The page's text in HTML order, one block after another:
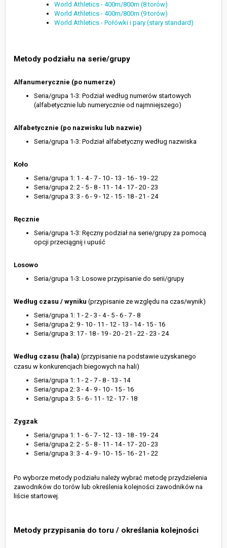
World Athletics - 400m/800m (8 torów)
World Athletics - 400m/800m (9 torów)
World Athletics - Połówki i pary (stary standard)
Metody podziału na serie/grupy
Alfanumerycznie (po numerze)
Seria/grupa 1-3: Podział według numerów startowych
(alfabetycznie lub numerycznie od najmniejszego)
Alfabetycznie (po nazwisku lub nazwie)
Seria/grupa 1-3: Podział alfabetyczny według nazwiska
Koło
Seria/grupa 1: 1 - 4 - 7 - 10 - 13 - 16 - 19 - 22
Seria/grupa 2: 2 - 5 - 8 - 11 - 14 - 17 - 20 - 23
Seria/grupa 3: 3 - 6 - 9 - 12 - 15 - 18 - 21 - 24
Ręcznie
Seria/grupa 1-3: Ręczny podział na serie/grupy za pomocą
opcji przeciągnij i upuść
Losowo
Seria/grupa 1-3: Losowe przypisanie do serii/grupy
Według czasu / wyniku (przypisanie ze względu na czas/wynik)
Seria/grupa 1: 1 - 2 - 3 - 4 - 5 - 6 - 7 - 8
Seria/grupa 2: 9 - 10 - 11 - 12 - 13 - 14 - 15 - 16
Seria/grupa 3: 17 - 18 - 19 - 20 - 21 - 22 - 23 - 24
Według czasu (hala) (przypisanie na podstawie uzyskanego
czasu w konkurencjach biegowych na hali)
Seria/grupa 1: 1 - 2 - 7 - 8 - 13 - 14
Seria/grupa 2: 3 - 4 - 9 - 10 - 15 - 16
Seria/grupa 3: 5 - 6 - 11 - 12 - 17 - 18
Zygzak
Seria/grupa 1: 1 - 6 - 7 - 12 - 13 - 18 - 19 - 24
Seria/grupa 2: 2 - 5 - 8 - 11 - 14 - 17 - 20 - 23
Seria/grupa 3: 3 - 4 - 9 - 10 - 15 - 16 - 21 - 22
Po wyborze metody podziału należy wybrać metodę przydzielenia
zawodników do torów lub określenia kolejności zawodników na
liście startowej.
Metody przypisania do toru / określania kolejności